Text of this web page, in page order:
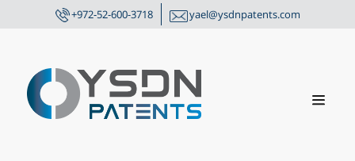
+972-52-600-3718 yael@ysdnpatents.com